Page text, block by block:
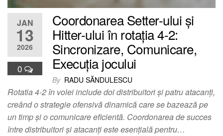
JAN
13
2026
0
Coordonarea Setter-ului și
Hitter-ului în rotația 4-2:
Sincronizare, Comunicare,
Execuția jocului
By RADU SĂNDULESCU
Rotatia 4-2 în volei include doi distribuitori și patru atacanți,
creând o strategie ofensivă dinamică care se bazează pe
un timp și o comunicare eficientă. Coordonarea de succes
între distribuitori și atacanți este esențială pentru…